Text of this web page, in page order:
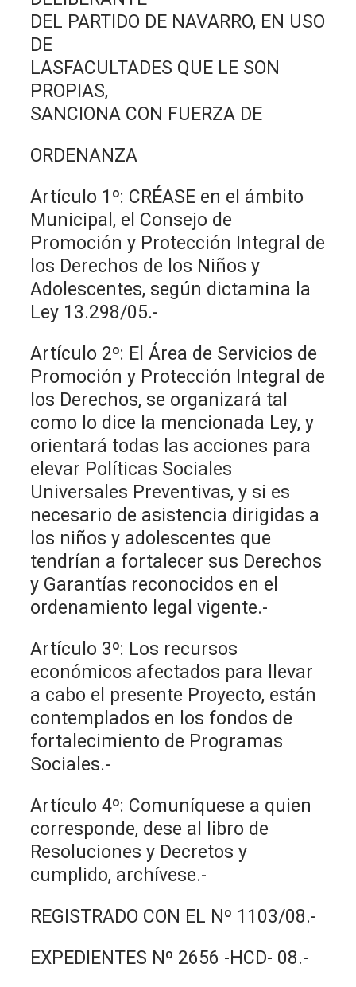
DEL PARTIDO DE NAVARRO, EN USO
DE
LASFACULTADES QUE LE SON
PROPIAS,
SANCIONA CON FUERZA DE
ORDENANZA
Artículo 1º: CRÉASE en el ámbito
Municipal, el Consejo de
Promoción y Protección Integral de
los Derechos de los Niños y
Adolescentes, según dictamina la
Ley 13.298/05.-
Artículo 2º: El Área de Servicios de
Promoción y Protección Integral de
los Derechos, se organizará tal
como lo dice la mencionada Ley, y
orientará todas las acciones para
elevar Políticas Sociales
Universales Preventivas, y si es
necesario de asistencia dirigidas a
los niños y adolescentes que
tendrían a fortalecer sus Derechos
y Garantías reconocidos en el
ordenamiento legal vigente.-
Artículo 3º: Los recursos
económicos afectados para llevar
a cabo el presente Proyecto, están
contemplados en los fondos de
fortalecimiento de Programas
Sociales.-
Artículo 4º: Comuníquese a quien
corresponde, dese al libro de
Resoluciones y Decretos y
cumplido, archívese.-
REGISTRADO CON EL Nº 1103/08.-
EXPEDIENTES Nº 2656 -HCD- 08.-